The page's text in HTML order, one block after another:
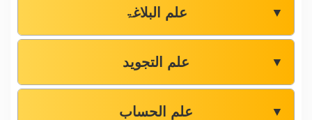
علم البلاغۃ ▼
علم التجوید ▼
علم الحساب ▼